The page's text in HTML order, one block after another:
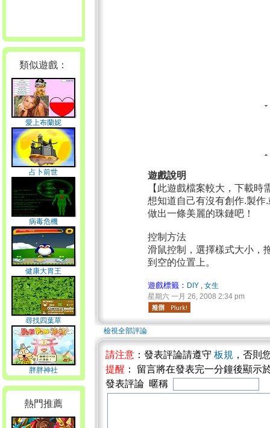
類似遊戲：
愛上布蘭妮
占卜前世
病毒危機
健康大胃王
尋找四葉草
胖胖神社
熱門推薦
遊戲說明
【此遊戲檔案較大，下載
想知道自己有沒有創作.製
做出一條美麗的珠鏈吧！
控制方法
滑鼠控制，選擇樣式大小，
到空的位置上。
遊戲標籤： DIY ,女生
星期六 一月 26, 2008 2:34 pm
檢視全部評論
請注意 ：發表評論請遵守 板規 ，否則
提醒 ： 留言將在發表完一分鐘後顯示
發表評論 暱稱